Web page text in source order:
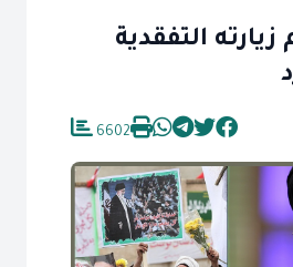
زيارته التفقدية
6602